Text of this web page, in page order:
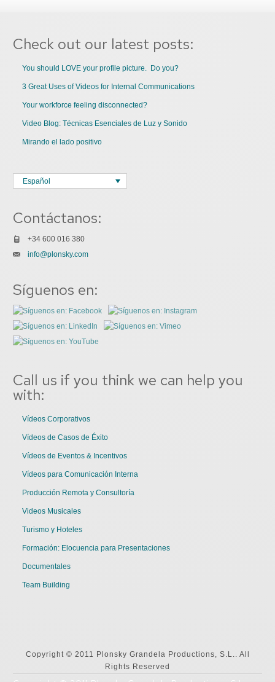
Check out our latest posts:
You should LOVE your profile picture. Do you?
3 Great Uses of Videos for Internal Communications
Your workforce feeling disconnected?
Video Blog: Técnicas Esenciales de Luz y Sonido
Mirando el lado positivo
Español
Contáctanos:
+34 600 016 380
info@plonsky.com
Síguenos en:
Call us if you think we can help you
with:
Vídeos Corporativos
Vídeos de Casos de Éxito
Vídeos de Eventos & Incentivos
Vídeos para Comunicación Interna
Producción Remota y Consultoría
Videos Musicales
Turismo y Hoteles
Formación: Elocuencia para Presentaciones
Documentales
Team Building
Copyright © 2011 Plonsky Grandela Productions, S.L.. All
Rights Reserved